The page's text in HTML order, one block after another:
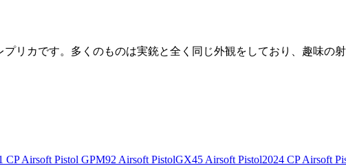
リカです。多くのものは実銃と全く同じ外観をしており、趣味の
CP Airsoft Pistol GPM92 Airsoft PistolGX45 Airsoft Pistol2024 CP Airsoft